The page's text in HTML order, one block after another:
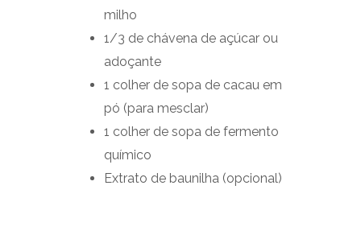
milho
1/3 de chávena de açúcar ou
adoçante
1 colher de sopa de cacau em
pó (para mesclar)
1 colher de sopa de fermento
químico
Extrato de baunilha (opcional)